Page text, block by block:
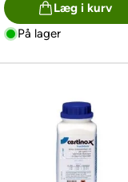
Læg i kurv
På lager